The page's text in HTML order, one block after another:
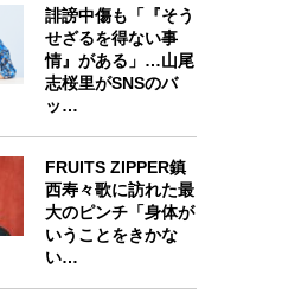
誹謗中傷も「『そう
せざるを得ない事
情』がある」…山尾
志桜里がSNSのバ
ッ…
FRUITS ZIPPER鎮
西寿々歌に訪れた最
大のピンチ「身体が
いうことをきかな
い…